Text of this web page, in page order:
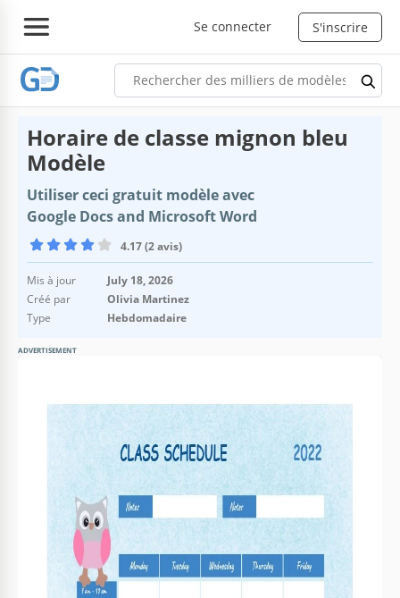
Se connecter S'inscrire
Horaire de classe mignon bleu
Modèle
Utiliser ceci gratuit modèle avec
Google Docs and Microsoft Word
4.17 (2 avis)
Mis à jour
July 18, 2026
Créé par
Olivia Martinez
Type
Hebdomadaire
ADVERTISEMENT